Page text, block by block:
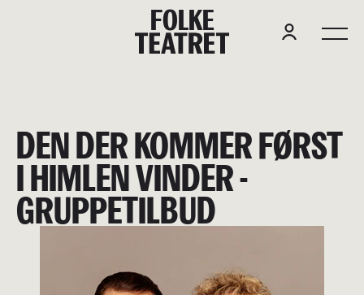
FOLKE
DEN DER KOMMER FØRST
I HIMLEN VINDER -
GRUPPETILBUD